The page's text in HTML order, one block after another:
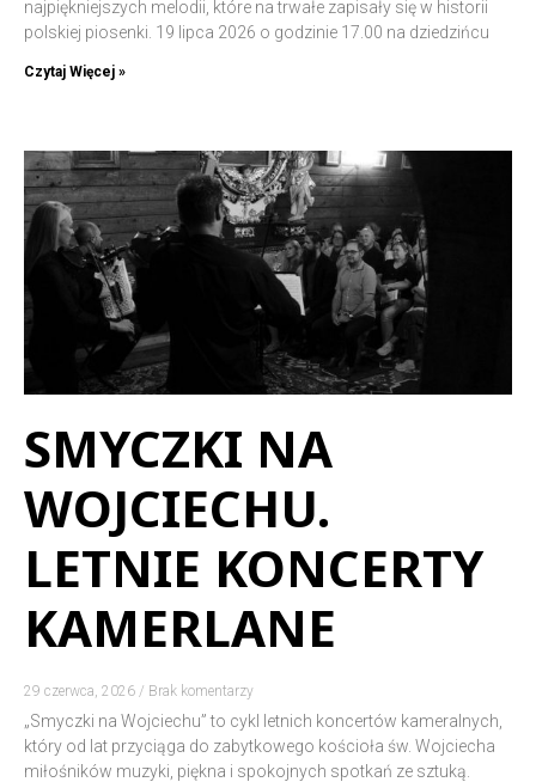
najpiękniejszych melodii, które na trwałe zapisały się w historii
polskiej piosenki. 19 lipca 2026 o godzinie 17.00 na dziedzińcu
Czytaj Więcej »
SMYCZKI NA
WOJCIECHU.
LETNIE KONCERTY
KAMERLANE
29 czerwca, 2026 Brak komentarzy
„Smyczki na Wojciechu” to cykl letnich koncertów kameralnych,
który od lat przyciąga do zabytkowego kościoła św. Wojciecha
miłośników muzyki, piękna i spokojnych spotkań ze sztuką.